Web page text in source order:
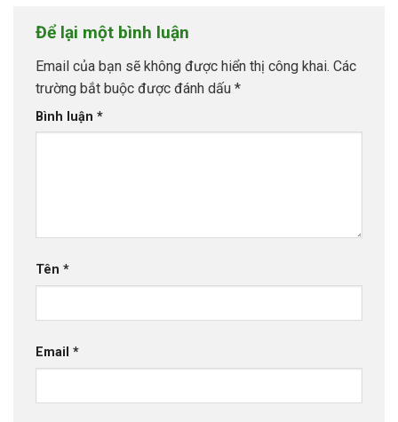
Để lại một bình luận
Email của bạn sẽ không được hiển thị công khai. Các
trường bắt buộc được đánh dấu *
Bình luận *
Tên *
Email *